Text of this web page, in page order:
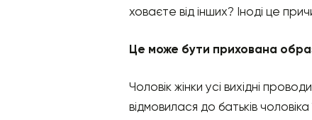
ховаєте від інших? Іноді це
Це може бути прихована
Чоловік жінки усі вихідні
відмовилася до батьків